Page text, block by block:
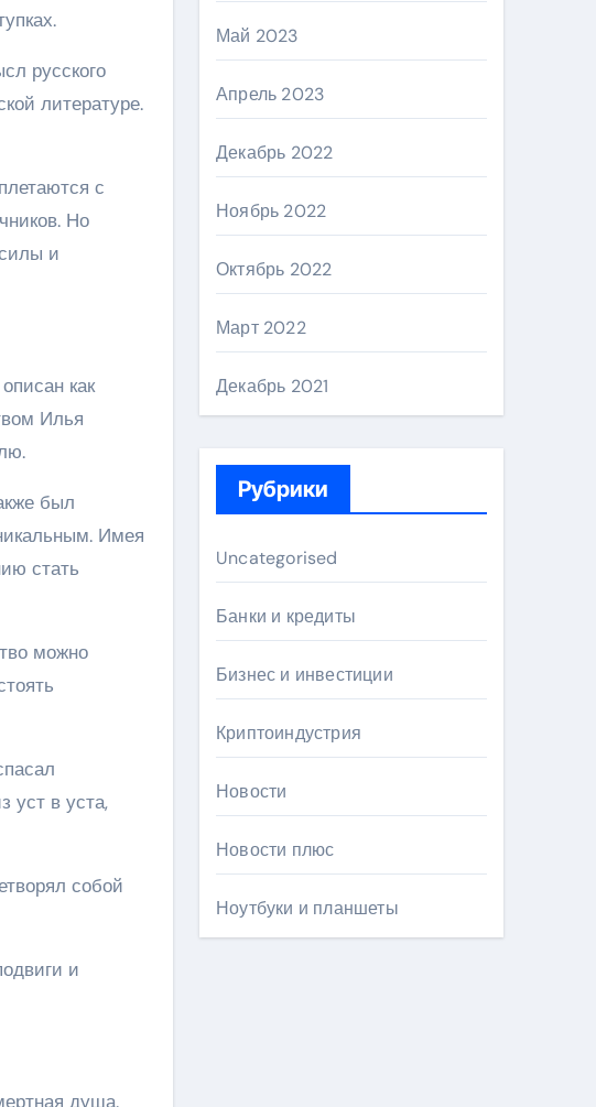
русского
литературе.
с
Но
и
как
Илья
был
Имея
стать
можно
уст в уста,
собой
и
душа.
Май 2023
Апрель 2023
Декабрь 2022
Ноябрь 2022
Октябрь 2022
Март 2022
Декабрь 2021
Рубрики
Uncategorised
Банки и кредиты
Бизнес и инвестиции
Криптоиндустрия
Новости
Новости плюс
Ноутбуки и планшеты